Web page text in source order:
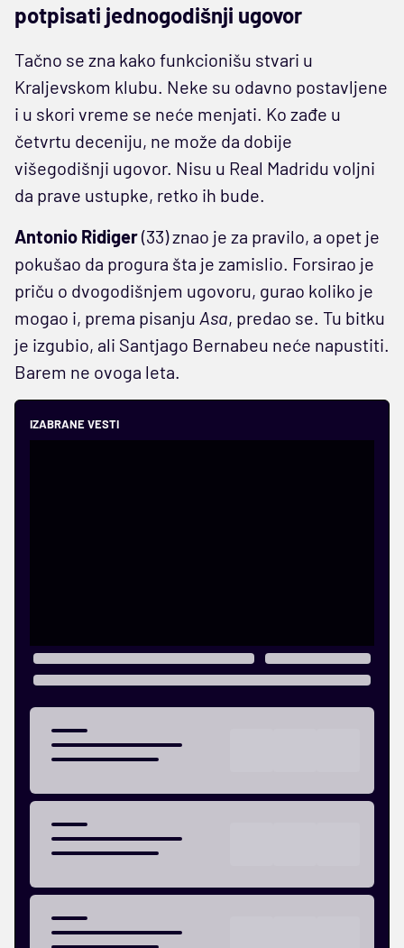
potpisati jednogodišnji ugovor
Tačno se zna kako funkcionišu stvari u
Kraljevskom klubu. Neke su odavno postavljene
i u skori vreme se neće menjati. Ko zađe u
četvrtu deceniju, ne može da dobije
višegodišnji ugovor. Nisu u Real Madridu voljni
da prave ustupke, retko ih bude.
Antonio Ridiger(33) znao je za pravilo, a opet je
pokušao da progura šta je zamislio. Forsirao je
priču o dvogodišnjem ugovoru, gurao koliko je
mogao i, prema pisanju Asa, predao se. Tu bitku
je izgubio, ali Santjago Bernabeu neće napustiti.
Barem ne ovoga leta.
IZABRANE VESTI